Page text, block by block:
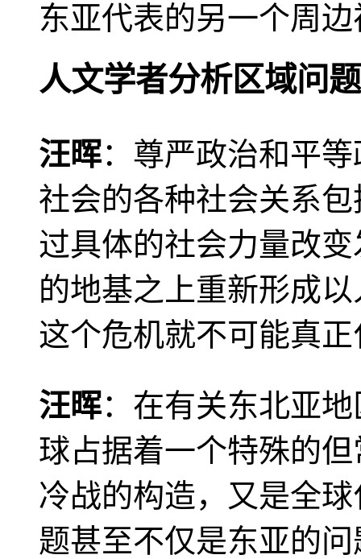
东亚代表的另一个周
人文学者分析区域问题
汪晖：尊严政治和平
社会的各种社会关系
过具体的社会力量改
的地基之上重新形成
这个危机就不可能真
汪晖：在有关东北亚
球占据着一个特殊的
冷战的构造，又是全
题甚至不仅是东亚的